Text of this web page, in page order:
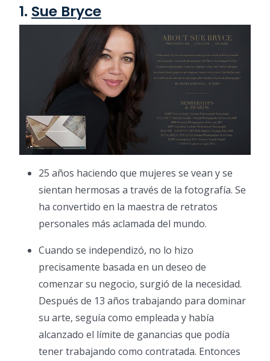
1. Sue Bryce
25 años haciendo que mujeres se vean y se
sientan hermosas a través de la fotografía. Se
ha convertido en la maestra de retratos
personales más aclamada del mundo.
Cuando se independizó, no lo hizo
precisamente basada en un deseo de
comenzar su negocio, surgió de la necesidad.
Después de 13 años trabajando para dominar
su arte, seguía como empleada y había
alcanzado el límite de ganancias que podía
tener trabajando como contratada. Entonces